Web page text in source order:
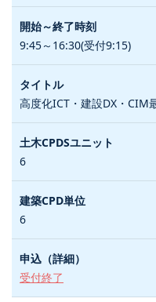
9:45～16:30(受付9:15)
高度化ICT・建設DX・CIM
6
6
受付終了